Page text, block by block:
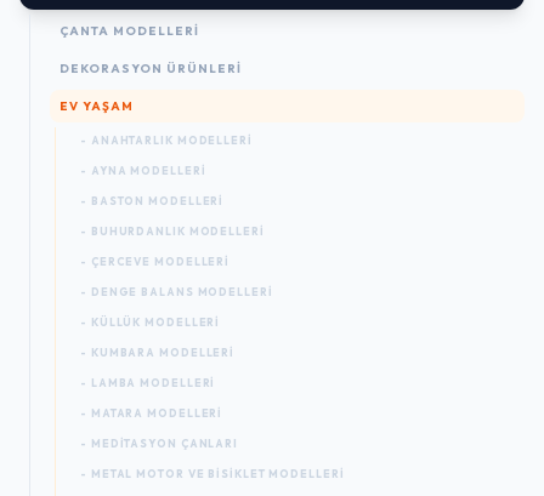
ÇANTA MODELLERI
DEKORASYON ÜRÜNLERI
EV YAŞAM
- ANAHTARLIK MODELLERI
- AYNA MODELLERI
- BASTON MODELLERI
- BUHURDANLIK MODELLERI
- ÇERCEVE MODELLERI
- DENGE BALANS MODELLERI
- KÜLLÜK MODELLERI
- KUMBARA MODELLERI
- LAMBA MODELLERI
- MATARA MODELLERI
- MEDITASYON ÇANLARI
- METAL MOTOR VE BISIKLET MODELLERI